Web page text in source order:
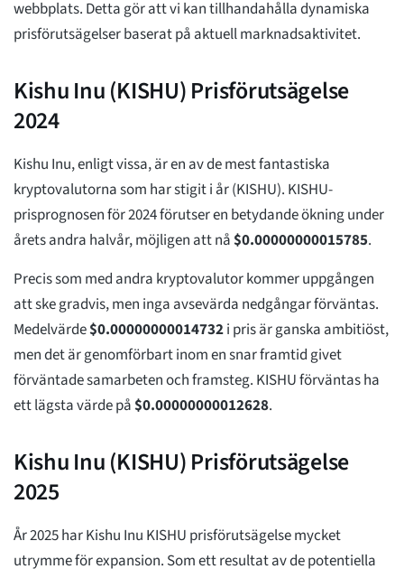
webbplats. Detta gör att vi kan tillhandahålla dynamiska
prisförutsägelser baserat på aktuell marknadsaktivitet.
Kishu Inu (KISHU) Prisförutsägelse
2024
Kishu Inu, enligt vissa, är en av de mest fantastiska
kryptovalutorna som har stigit i år (KISHU). KISHU-
prisprognosen för 2024 förutser en betydande ökning under
årets andra halvår, möjligen att nå$0.00000000015785.
Precis som med andra kryptovalutor kommer uppgången
att ske gradvis, men inga avsevärda nedgångar förväntas.
Medelvärde$0.00000000014732i pris är ganska ambitiöst,
men det är genomförbart inom en snar framtid givet
förväntade samarbeten och framsteg. KISHU förväntas ha
ett lägsta värde på$0.00000000012628.
Kishu Inu (KISHU) Prisförutsägelse
2025
År 2025 har Kishu Inu KISHU prisförutsägelse mycket
utrymme för expansion. Som ett resultat av de potentiella